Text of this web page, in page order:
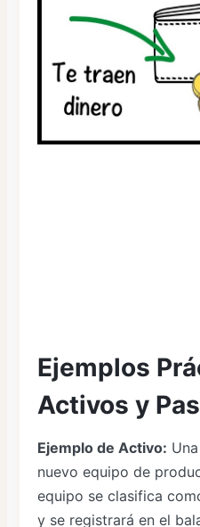
Ejemplos
Activos y
Ejemplo de Activo:
nuevo equipo de
equipo se clasifica
y se registrará en el